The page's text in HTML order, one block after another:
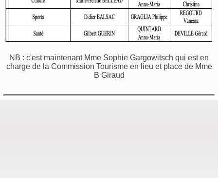
NB : c'est maintenant Mme Sophie Gargowitsch qui est en
charge de la Commission Tourisme en lieu et place de Mme
B Giraud